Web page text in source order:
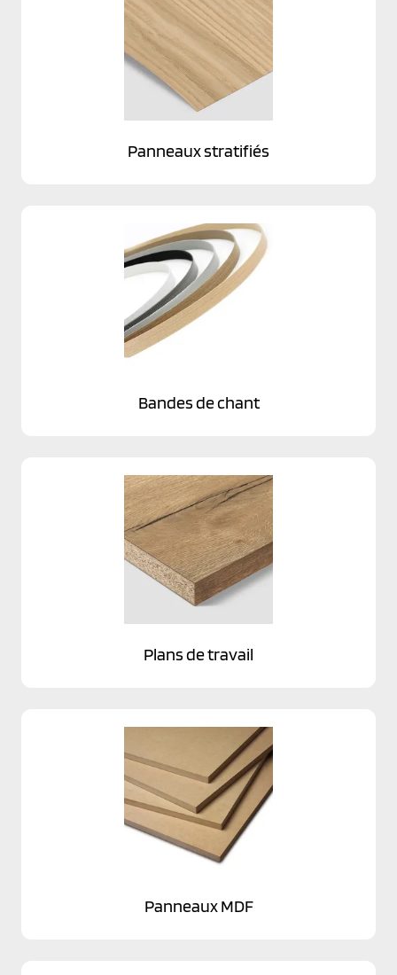
Panneaux stratifiés
Bandes de chant
Plans de travail
Panneaux MDF